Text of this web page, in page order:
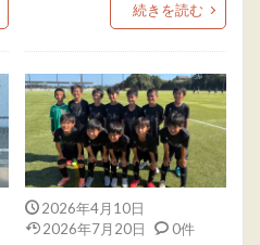
続きを読む
2026年4月10日
2026年7月20日
0件